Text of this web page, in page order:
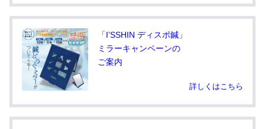
「I’SSHIN ディスポ鍼」
ミラーキャンペーンの
ご案内
詳しくはこちら